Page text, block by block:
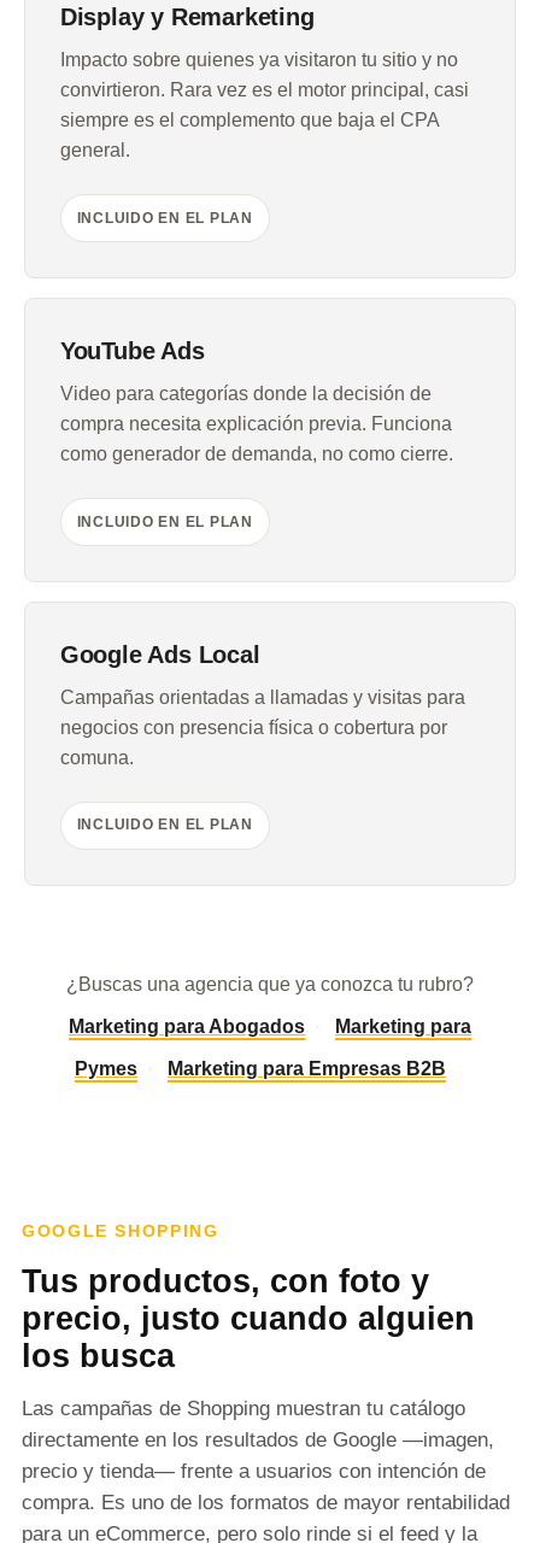
Display y Remarketing
Impacto sobre quienes ya visitaron tu sitio y no
convirtieron. Rara vez es el motor principal, casi
siempre es el complemento que baja el CPA
general.
INCLUIDO EN EL PLAN
YouTube Ads
Video para categorías donde la decisión de
compra necesita explicación previa. Funciona
como generador de demanda, no como cierre.
INCLUIDO EN EL PLAN
Google Ads Local
Campañas orientadas a llamadas y visitas para
negocios con presencia física o cobertura por
comuna.
INCLUIDO EN EL PLAN
¿Buscas una agencia que ya conozca tu rubro?
Marketing para Abogados · Marketing para
Pymes · Marketing para Empresas B2B
GOOGLE SHOPPING
Tus productos, con foto y
precio, justo cuando alguien
los busca
Las campañas de Shopping muestran tu catálogo
directamente en los resultados de Google —imagen,
precio y tienda— frente a usuarios con intención de
compra. Es uno de los formatos de mayor rentabilidad
para un eCommerce, pero solo rinde si el feed y la